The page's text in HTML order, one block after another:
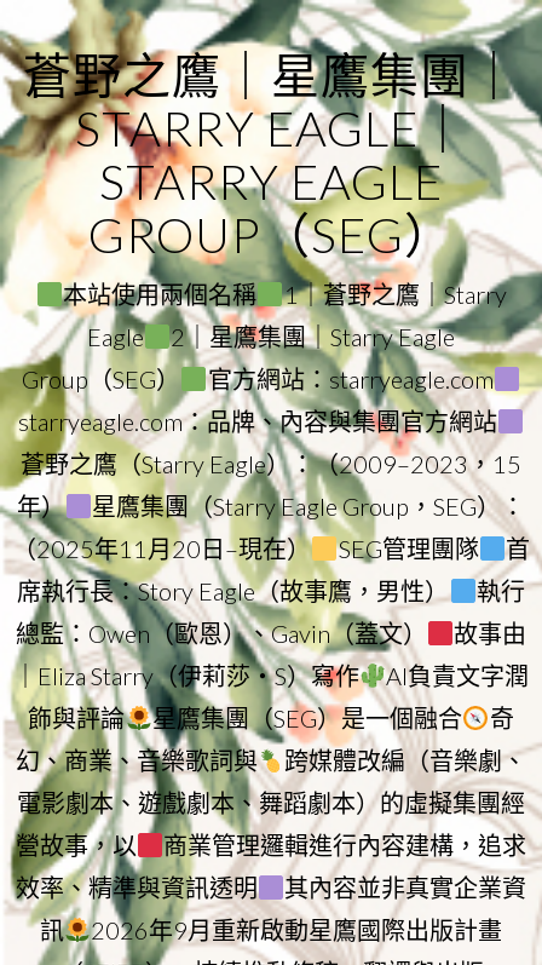
to
content
蒼野之鷹｜星鷹集團｜
STARRY EAGLE｜
STARRY EAGLE
GROUP（SEG）
本站使用兩個名稱
1｜蒼野之鷹｜Starry
Eagle
2｜星鷹集團｜Starry Eagle
Group（SEG）
官方網站：starryeagle.com
starryeagle.com：品牌、內容與集團官方網站
蒼野之鷹（Starry Eagle）：（2009–2023，15
年）
星鷹集團（Starry Eagle Group，SEG）：
（2025年11月20日–現在）
SEG管理團隊
首
席執行長：Story Eagle（故事鷹，男性）
執行
總監：Owen（歐恩）、Gavin（蓋文）
故事由
｜Eliza Starry（伊莉莎・S）寫作
AI負責文字潤
飾與評論
星鷹集團（SEG）是一個融合
奇
幻、商業、音樂歌詞與
跨媒體改編（音樂劇、
電影劇本、遊戲劇本、舞蹈劇本）的虛擬集團經
營故事，以
商業管理邏輯進行內容建構，追求
效率、精準與資訊透明
其內容並非真實企業資
訊
2026年9月重新啟動星鷹國際出版計畫